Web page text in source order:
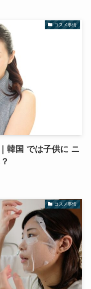
コスメ事情
韓国 では子供に ニ
コスメ事情